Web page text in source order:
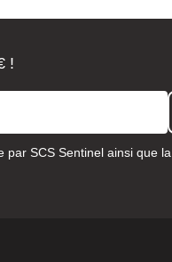
!
par SCS Sentinel ainsi que la